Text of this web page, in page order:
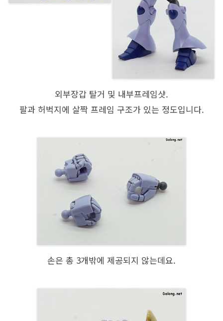
외부장갑 탈거 및 내부프레임샷.
팔과 허벅지에 살짝 프레임 구조가 있는 정도입니다.
손은 총 3개밖에 제공되지 않는데요.